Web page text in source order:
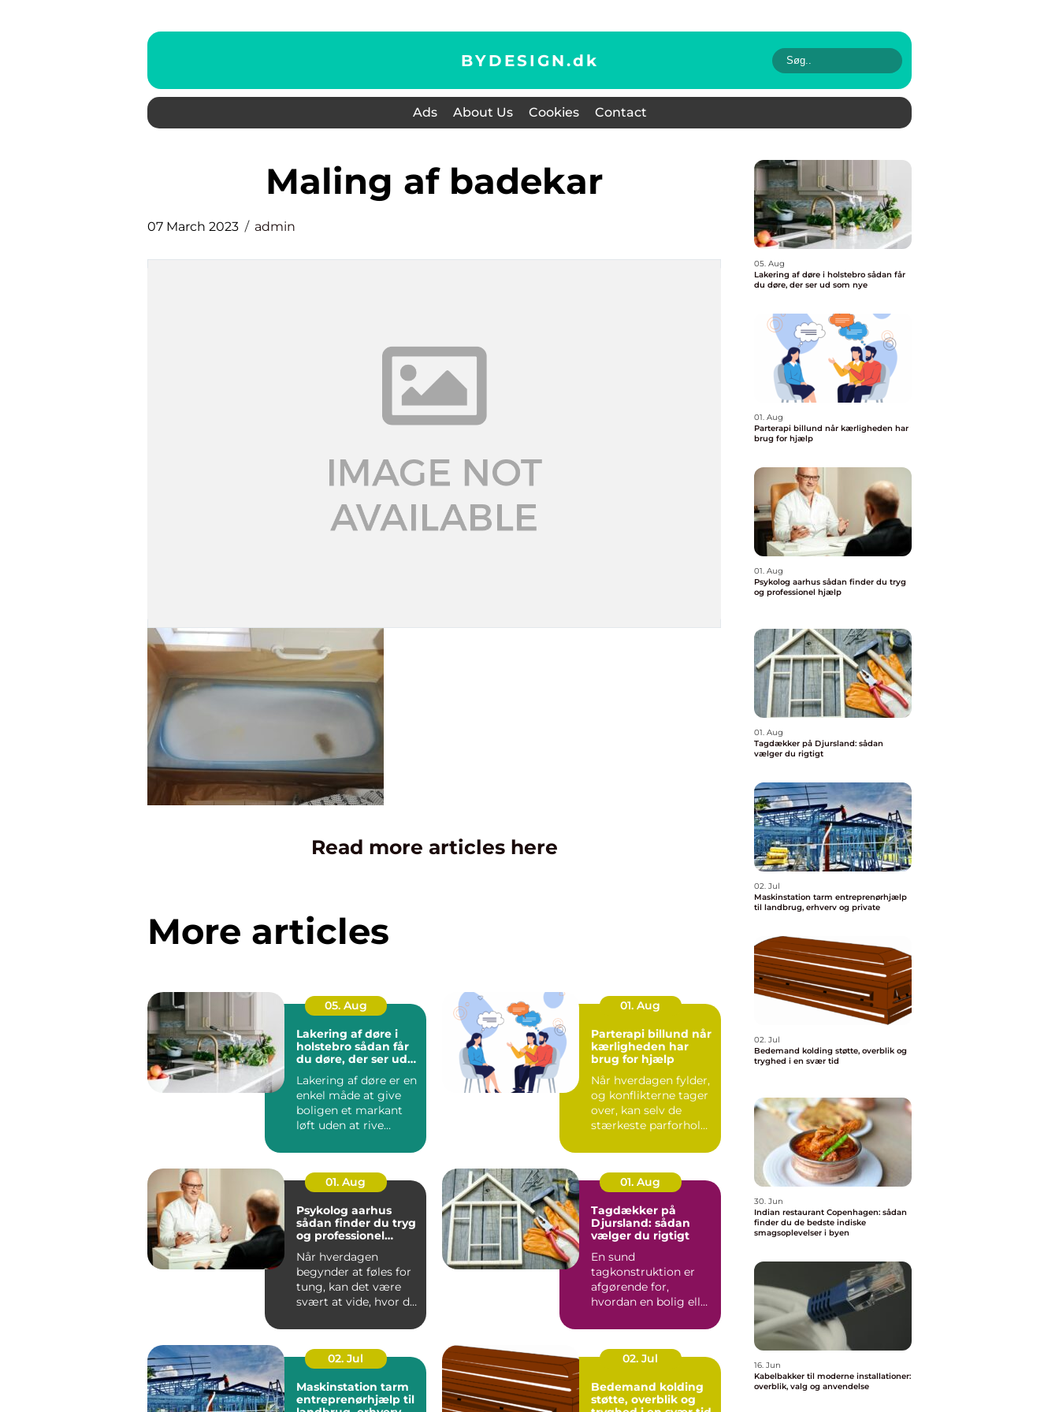
BYDESIGN.dk
Ads About Us Cookies Contact
maling af badekar
07 March 2023 admin
Read more articles here
More articles
05. Aug
Lakering af døre i
holstebro sådan får
du døre, der ser ud
Lakering af døre er en
enkel måde at give
boligen et markant
løft uden at rive
...
01. Aug
Parterapi billund når
kærligheden har
brug for hjælp
Når hverdagen fylder,
og konflikterne tager
over, kan selv de
stærkeste parforhold
01. Aug
Psykolog aarhus
sådan finder du tryg
og professionel
Når hverdagen
begynder at føles for
tung, kan det være
svært at vide, hvor du
går...
01. Aug
Tagdækker på
Djursland: sådan
vælger du rigtigt
En sund
tagkonstruktion er
afgørende for,
hvordan en bolig eller
holder til v...
02. Jul
Maskinstation tarm
entreprenørhjælp til
02. Jul
Bedemand kolding
støtte, overblik og
05. Aug
Lakering af døre i holstebro sådan får
du døre, der ser ud som nye
01. Aug
Parterapi billund når kærligheden har
brug for hjælp
01. Aug
Psykolog aarhus sådan finder du tryg
og professionel hjælp
01. Aug
Tagdækker på Djursland: sådan
vælger du rigtigt
02. Jul
Maskinstation tarm entreprenørhjælp
til landbrug, erhverv og private
02. Jul
Bedemand kolding støtte, overblik og
tryghed i en svær tid
30. Jun
Indian restaurant Copenhagen: sådan
finder du de bedste indiske
smagsoplevelser i byen
16. Jun
Kabelbakker til moderne installationer:
overblik, valg og anvendelse